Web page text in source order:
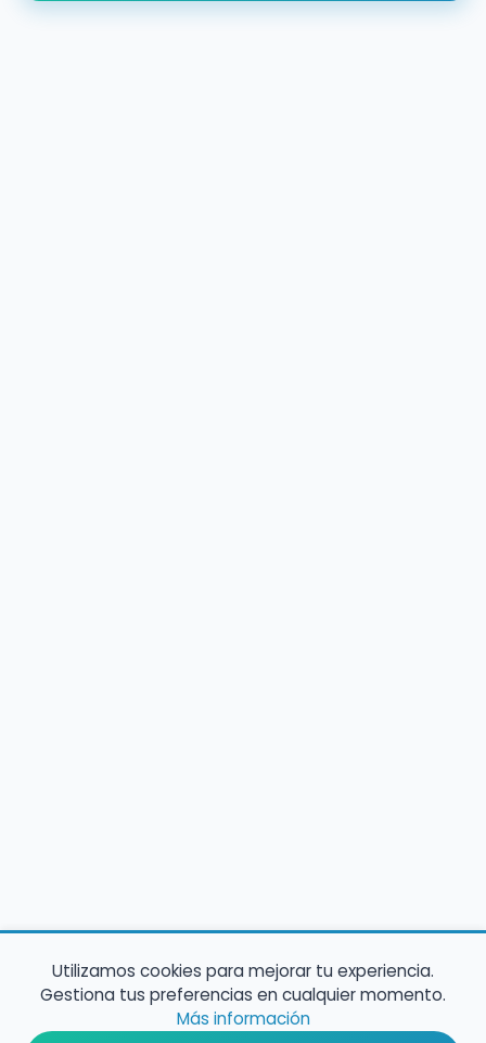
Utilizamos cookies para mejorar tu experiencia.
Gestiona tus preferencias en cualquier momento.
Más información